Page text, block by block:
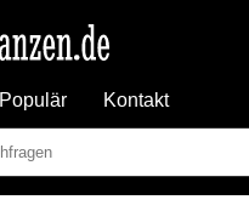
Populär Kontakt